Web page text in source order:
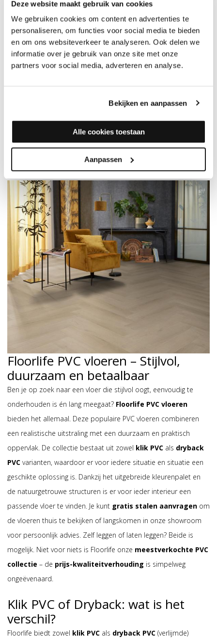
Deze website maakt gebruik van cookies
We gebruiken cookies om content en advertenties te
personaliseren, om functies voor social media te bieden
en om ons websiteverkeer te analyseren. Ook delen we
informatie over je gebruik van onze site met onze
partners voor social media, adverteren en analyse.
Bekijken en aanpassen
Alle cookies toestaan
Aanpassen
33,25 35,95
1 2 3
showroom in Tilburg (Ringbaan-Zuid 376)
Laten leggen is mogelijk! Neem contact op voor advies en
mogelijkheden of bestel eerst jouw gratis staal.
Floorlife PVC vloeren – Stijlvol,
duurzaam en betaalbaar
Ben je op zoek naar een vloer die stijlvol oogt, eenvoudig te
onderhouden is én lang meegaat? Floorlife PVC vloeren
bieden het allemaal. Deze populaire PVC vloeren combineren
een realistische uitstraling met een duurzaam en praktisch
oppervlak. De collectie bestaat uit zowel klik PVC als dryback
PVC varianten, waardoor er voor iedere situatie en situatie een
geschikte oplossing is. Dankzij het uitgebreide kleurenpalet en
de natuurgetrouwe structuren is er voor ieder interieur een
passende vloer te vinden. Je kunt gratis stalen aanvragen om
de vloeren thuis te bekijken of langskomen in onze showroom
voor persoonlijk advies. Zelf leggen of laten leggen? Beide is
mogelijk. Niet voor niets is Floorlife onze meestverkochte PVC
collectie – de prijs-kwaliteitverhouding is simpelweg
ongeëvenaard.
Klik PVC of Dryback: wat is het
verschil?
Floorlife biedt zowel klik PVC als dryback PVC (verlijmde)